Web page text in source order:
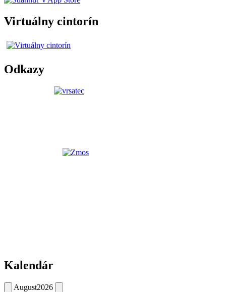
Virtuálny cintorín
Odkazy
Kalendár
August2026